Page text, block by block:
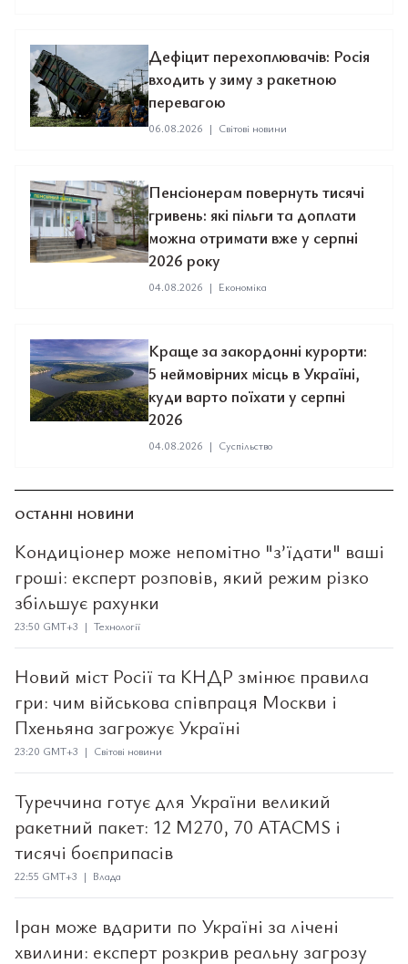
Дефіцит перехоплювачів: Росія
входить у зиму з ракетною
перевагою
06.08.2026 | Світові новини
Пенсіонерам повернуть тисячі
гривень: які пільги та доплати
можна отримати вже у серпні
2026 року
04.08.2026 | Економіка
Краще за закордонні курорти:
5 неймовірних місць в Україні,
куди варто поїхати у серпні
2026
04.08.2026 | Суспільство
ОСТАННІ НОВИНИ
Кондиціонер може непомітно "з’їдати" ваші
гроші: експерт розповів, який режим різко
збільшує рахунки
23:50 GMT+3 | Технології
Новий міст Росії та КНДР змінює правила
гри: чим військова співпраця Москви і
Пхеньяна загрожує Україні
23:20 GMT+3 | Світові новини
Туреччина готує для України великий
ракетний пакет: 12 M270, 70 ATACMS і
тисячі боєприпасів
22:55 GMT+3 | Влада
Іран може вдарити по Україні за лічені
хвилини: експерт розкрив реальну загрозу